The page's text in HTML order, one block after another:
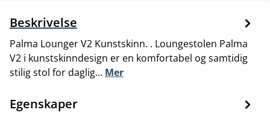
Beskrivelse
Palma Lounger V2 Kunstskinn. . Loungestolen Palma
V2 i kunstskinndesign er en komfortabel og samtidig
stilig stol for daglig… Mer
Egenskaper